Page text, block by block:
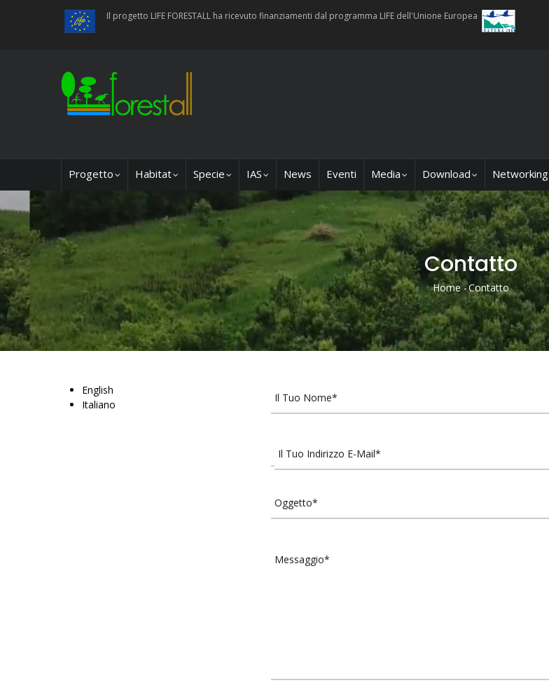
Il progetto LIFE FORESTALL ha ricevuto finanziamenti dal programma LIFE dell'Unione Europea
Main
navigation
Progetto Habitat Specie IAS News Eventi Media Download Networking
Contatto
Briciole
Di
Pane
Home -Contatto
English
Italiano